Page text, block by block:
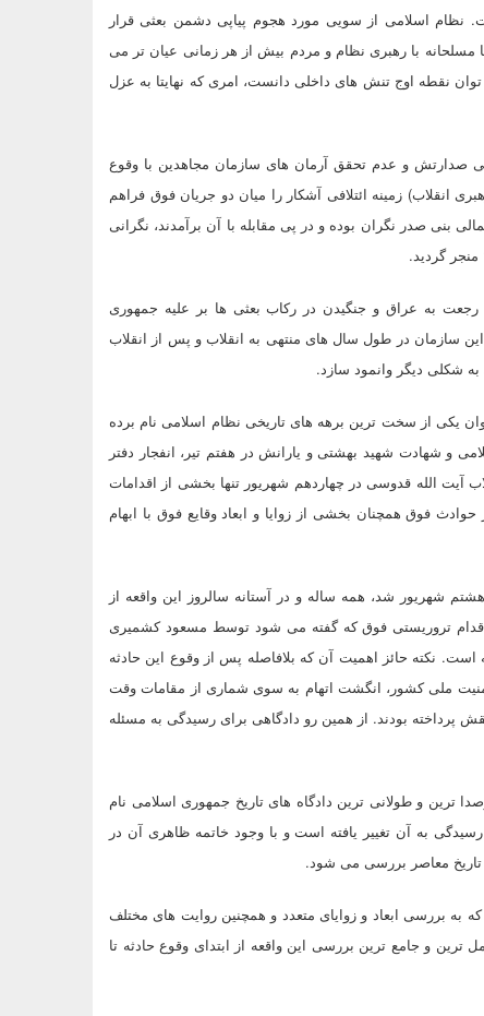
دانست. نظام اسلامی از سویی مورد هجوم پیاپی دشمن بعثی قرار
با رهبری نظام و مردم بیش از هر زمانی عیان تر می
نقطه اوج تنش های داخلی دانست، امری که نهایتا به عزل
صدارتش و عدم تحقق آرمان های سازمان مجاهدین با وقوع
زمینه ائتلافی آشکار را میان دو جریان فوق فراهم
بنی صدر نگران بوده و در پی مقابله با آن برآمدند، نگرانی
به عراق و جنگیدن در رکاب بعثی ها بر علیه جمهوری
سازمان در طول سال های منتهی به انقلاب و پس از انقلاب
شکلی دیگر وانمود سازد.
به عنوان یکی از سخت ترین برهه های تاریخی نظام اسلامی نام برده
و شهادت شهید بهشتی و یارانش در هفتم تیر، انفجار دفتر
الله قدوسی در چهاردهم شهریور تنها بخشی از اقدامات
مجاهدین خلق می باشد. با این حال و با گذشت 35 سال از حوادث فوق همچنان بخشی از زوایا و ابعاد وقایع فوق با ابهام
شد، همه ساله و در آستانه سالروز این واقعه از
تروریستی فوق که گفته می شود توسط مسعود کشمیری
نکته حائز اهمیت آن که بلافاصله پس از وقوع این حادثه
ملی کشور، انگشت اتهام به سوی شماری از مقامات وقت
پرداخته بودند. از همین رو دادگاهی برای رسیدگی به مسئله
ترین و طولانی ترین دادگاه های تاریخ جمهوری اسلامی نام
به آن تغییر یافته است و با وجود خاتمه ظاهری آن در
تاریخ معاصر بررسی می شود.
به بررسی ابعاد و زوایای متعدد و همچنین روایت های مختلف
ترین و جامع ترین بررسی این واقعه از ابتدای وقوع حادثه تا